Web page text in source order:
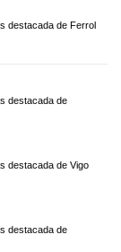
destacada de Ferrol
destacada de
destacada de Vigo
destacada de